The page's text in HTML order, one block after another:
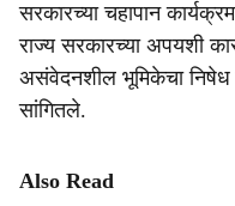
सरकारच्या चहापान
राज्य सरकारच्या अपयशी
असंवेदनशील भूमिकेचा निषेध
सांगितले.
Also Read